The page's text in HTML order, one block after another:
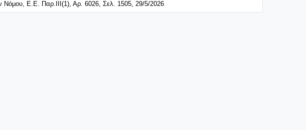
Νόμου, E.E. Παρ.ΙΙΙ(1), Αρ. 6026, Σελ. 1505, 29/5/2026